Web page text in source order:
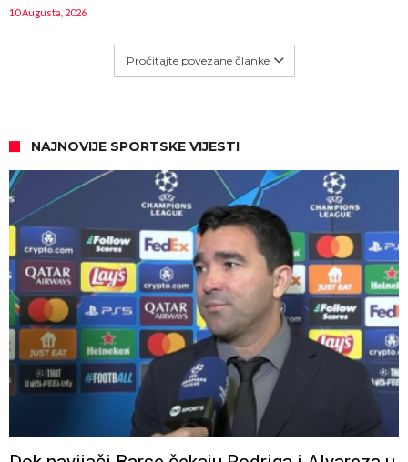
10 Augusta, 2026
Pročitajte povezane članke
NAJNOVIJE SPORTSKE VIJESTI